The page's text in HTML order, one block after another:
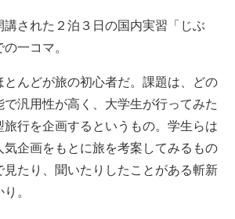
された２泊３日の国内実習「じぶ
一コマ。
んどが旅の初心者だ。課題は、どの
汎用性が高く、大学生が行ってみた
旅行を企画するというもの。学生らは
気企画をもとに旅を考案してみるもの
見たり、聞いたりしたことがある斬新
。